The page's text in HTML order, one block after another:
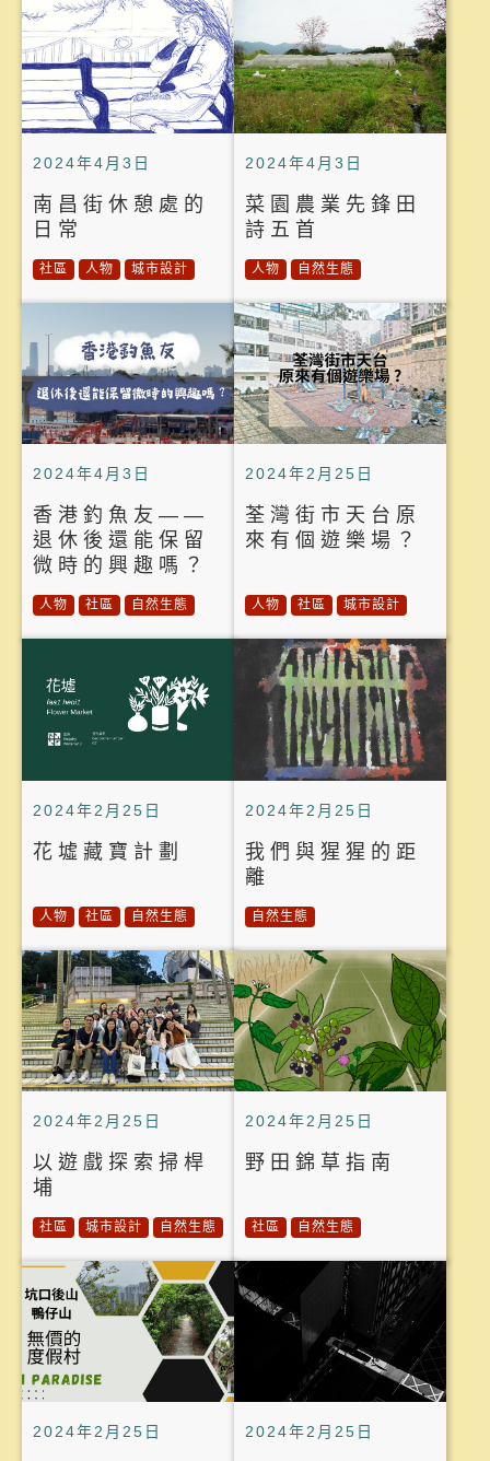
2024年4月3日
南昌街休憩處的
日常
社區 人物 城市設計
2024年4月3日
菜園農業先鋒田
詩五首
人物 自然生態
2024年4月3日
香港釣魚友——
退休後還能保留
微時的興趣嗎？
人物 社區 自然生態
2024年2月25日
荃灣街市天台原
來有個遊樂場？
人物 社區 城市設計
2024年2月25日
花墟藏寶計劃
人物 社區 自然生態
2024年2月25日
我們與猩猩的距
離
自然生態
2024年2月25日
以遊戲探索掃桿
埔
社區 城市設計 自然生態
2024年2月25日
野田錦草指南
社區 自然生態
2024年2月25日 2024年2月25日